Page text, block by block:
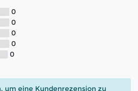
0
0
0
0
0
um eine Kundenrezension zu